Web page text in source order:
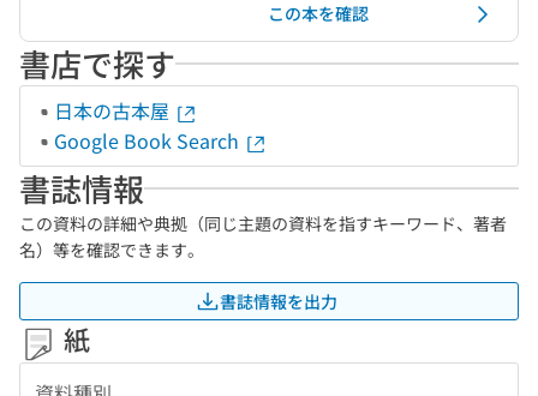
この本を確認
書店で探す
日本の古本屋
Google Book Search
書誌情報
この資料の詳細や典拠（同じ主題の資料を指すキーワード、著者
名）等を確認できます。
書誌情報を出力
紙